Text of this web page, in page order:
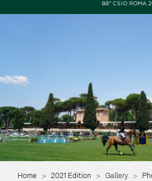
Home 2021 Edition Gallery